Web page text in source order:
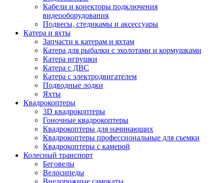
Кабели и конекторы подключения
видеооборудования
Подвесы, стедикамы и аксессуары
Катера и яхты
Запчасти к катерам и яхтам
Катера для рыбалки с эхолотами и кормушками
Катера игрушки
Катера с ДВС
Катера с электродвигателем
Подводные лодки
Яхты
Квадрокоптеры
3D квадрокоптеры
Гоночные квадрокоптеры
Квадрокоптеры для начинающих
Квадрокоптеры профессиональные для съемки
Квадрокоптеры с камерой
Колесный транспорт
Беговелы
Велосипеды
Внедорожные самокаты